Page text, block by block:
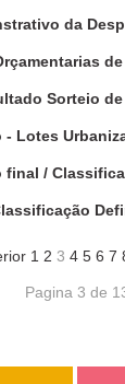
da
de
Sorteio
- Lotes
final /
1 2 3 4 5 6 7
Pagina 3 de